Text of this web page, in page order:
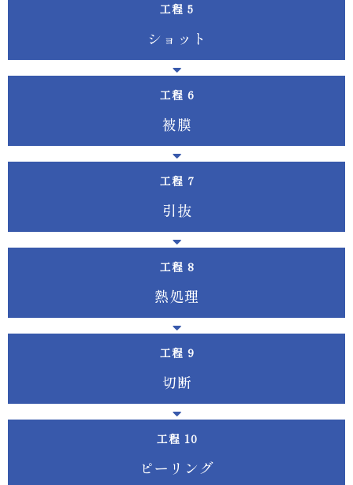
工程
シ ョ ッ ト
工程
被 膜
工程
引 抜
工程
熱 処 理
工程
切 断
工程
ピ ー リ ン グ